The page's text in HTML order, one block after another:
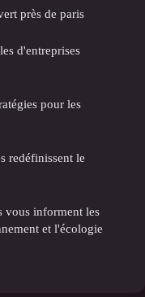
près de paris
d'entreprises
pour les
redéfinissent le
vous informent les
et l'écologie